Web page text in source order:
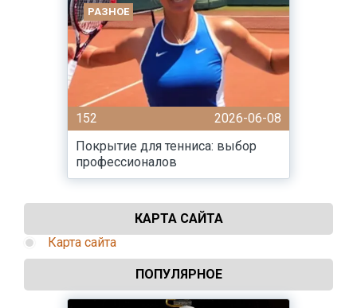
РАЗНОЕ
152
2026-06-08
Покрытие для тенниса: выбор
профессионалов
КАРТА САЙТА
Карта сайта
ПОПУЛЯРНОЕ